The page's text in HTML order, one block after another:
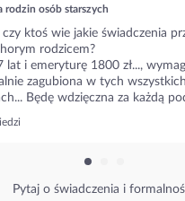
świadczenia przysługują na
zł..., wymaga stałej opieki a
tych wszystkich
za każdą podpowiedź 😓
i formalności.